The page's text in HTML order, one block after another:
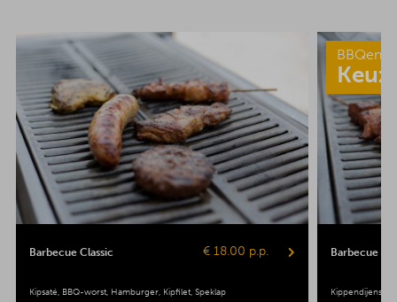
Barbecue Classic € 18.00 p.p.
Kipsaté BBQ-worst Hamburger Kipfilet Speklap
Barbecue
Kippendijenspies